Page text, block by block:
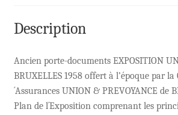
Description
Ancien porte-documents EXPOSITION
BRUXELLES 1958 offert à l’époque par la
´Assurances UNION & PREVOYANCE de
Plan de l´Exposition comprenant les